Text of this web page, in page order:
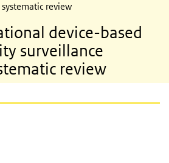
review
device-based
surveillance
review